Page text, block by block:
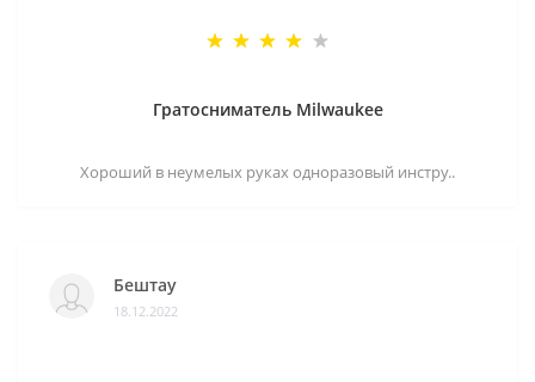
Гратосниматель Milwaukee
Хороший в неумелых руках одноразовый инстру..
Бештау
18.12.2022